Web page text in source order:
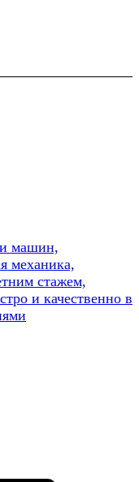
машин,
механика,
стажем,
и качественно в